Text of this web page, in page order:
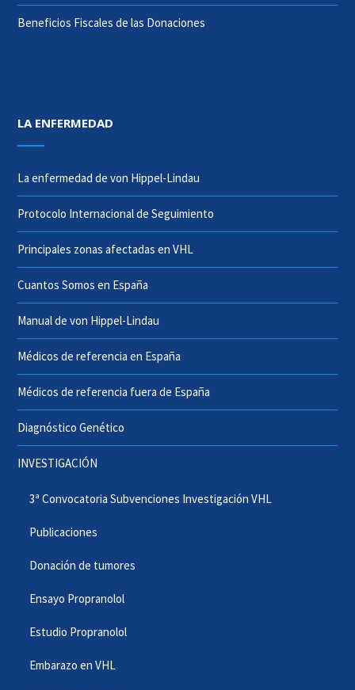
Beneficios Fiscales de las Donaciones
LA ENFERMEDAD
La enfermedad de von Hippel-Lindau
Protocolo Internacional de Seguimiento
Principales zonas afectadas en VHL
Cuantos Somos en España
Manual de von Hippel-Lindau
Médicos de referencia en España
Médicos de referencia fuera de España
Diagnóstico Genético
INVESTIGACIÓN
3ª Convocatoria Subvenciones Investigación VHL
Publicaciones
Donación de tumores
Ensayo Propranolol
Estudio Propranolol
Embarazo en VHL